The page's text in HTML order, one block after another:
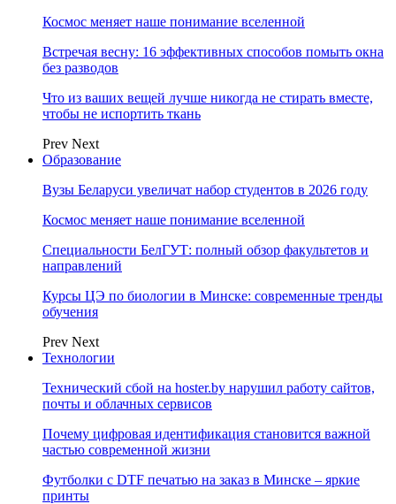
Космос меняет наше понимание вселенной
Встречая весну: 16 эффективных способов помыть окна
без разводов
Что из ваших вещей лучше никогда не стирать вместе,
чтобы не испортить ткань
Prev Next
Образование
Вузы Беларуси увеличат набор студентов в 2026 году
Космос меняет наше понимание вселенной
Специальности БелГУТ: полный обзор факультетов и
направлений
Курсы ЦЭ по биологии в Минске: современные тренды
обучения
Prev Next
Технологии
Технический сбой на hoster.by нарушил работу сайтов,
почты и облачных сервисов
Почему цифровая идентификация становится важной
частью современной жизни
Футболки с DTF печатью на заказ в Минске – яркие
принты